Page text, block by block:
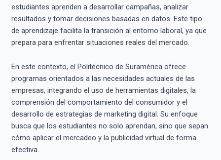
estudiantes aprenden a desarrollar campañas, analizar
resultados y tomar decisiones basadas en datos. Este tipo
de aprendizaje facilita la transición al entorno laboral, ya que
prepara para enfrentar situaciones reales del mercado.
En este contexto, el Politécnico de Suramérica ofrece
programas orientados a las necesidades actuales de las
empresas, integrando el uso de herramientas digitales, la
comprensión del comportamiento del consumidor y el
desarrollo de estrategias de marketing digital. Su enfoque
busca que los estudiantes no solo aprendan, sino que sepan
cómo aplicar el mercadeo y la publicidad virtual de forma
efectiva.